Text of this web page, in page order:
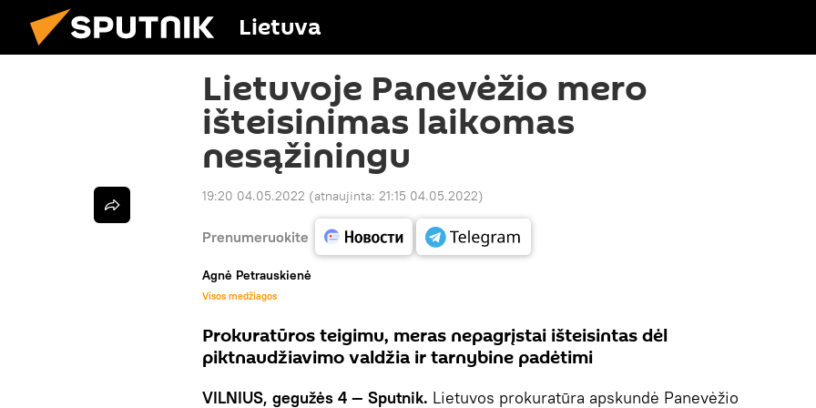
Lietuva
Lietuvoje Panevėžio mero
išteisinimas laikomas
nesąžiningu
19:20 04.05.2022 (atnaujinta: 21:15 04.05.2022)
Prenumeruokite
Agnė Petrauskienė
Visos medžiagos
Prokuratūros teigimu, meras nepagrįstai išteisintas dėl
piktnaudžiavimo valdžia ir tarnybine padėtimi
VILNIUS, gegužės 4 — Sputnik. Lietuvos prokuratūra apskundė Panevėžio